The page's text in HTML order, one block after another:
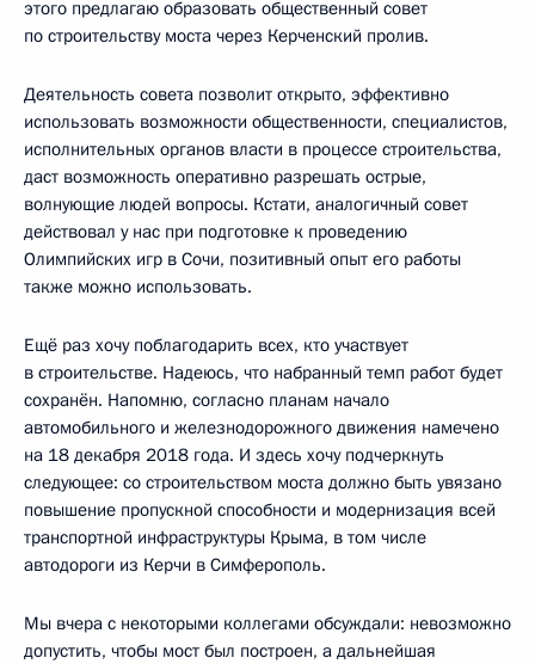
этого предлагаю образовать общественный совет
по строительству моста через Керченский пролив.
Деятельность совета позволит открыто, эффективно
использовать возможности общественности, специалистов,
исполнительных органов власти в процессе строительства,
даст возможность оперативно разрешать острые,
волнующие людей вопросы. Кстати, аналогичный совет
действовал у нас при подготовке к проведению
Олимпийских игр в Сочи, позитивный опыт его работы
также можно использовать.
Ещё раз хочу поблагодарить всех, кто участвует
в строительстве. Надеюсь, что набранный темп работ будет
сохранён. Напомню, согласно планам начало
автомобильного и железнодорожного движения намечено
на 18 декабря 2018 года. И здесь хочу подчеркнуть
следующее: со строительством моста должно быть увязано
повышение пропускной способности и модернизация всей
транспортной инфраструктуры Крыма, в том числе
автодороги из Керчи в Симферополь.
Мы вчера с некоторыми коллегами обсуждали: невозможно
допустить, чтобы мост был построен, а дальнейшая